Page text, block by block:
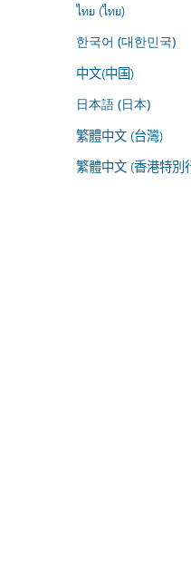
ไทย (ไทย)
한국어 (대한민국)
中文(中国)
日本語 (日本)
繁體中文 (台灣)
繁體中文 (香港特別